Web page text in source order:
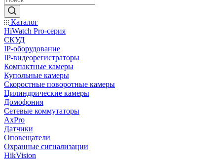
Каталог
HiWatch Pro-серия
CКУД
IP-оборудование
IP-видеорегистраторы
Компактные камеры
Купольные камеры
Скоростные поворотные камеры
Цилиндрические камеры
Домофония
Сетевые коммутаторы
AxPro
Датчики
Оповещатели
Охранные сигнализации
HikVision